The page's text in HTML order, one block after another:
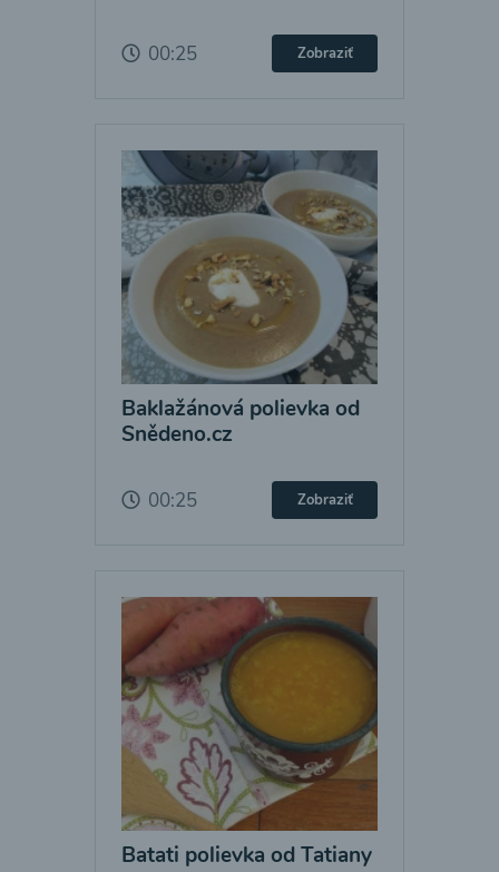
00:25 Zobraziť
Baklažánová polievka od
Snědeno.cz
00:25 Zobraziť
Batati polievka od Tatiany